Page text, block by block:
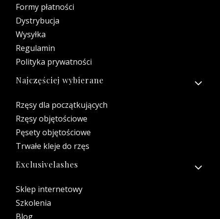
Formy płatności
Dystrybucja
Wysyłka
Regulamin
Polityka prywatności
Najczęściej wybierane
Rzęsy dla początkujących
Rzęsy objętościowe
Pęsety objętościowe
Trwałe kleje do rzęs
Exclusivelashes
Sklep internetowy
Szkolenia
Blog